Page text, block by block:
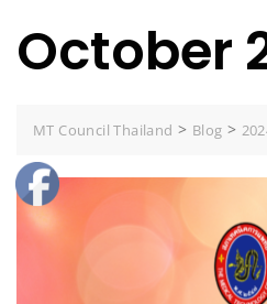
October
MT Council Thailand > Blog >